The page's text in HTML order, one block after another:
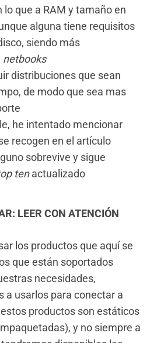
que a RAM y tamaño en
alguna tiene requisitos
siendo más
netbooks
distribuciones que sean
de modo que sea mas
he intentado mencionar
recogen en el artículo
sobrevive y sigue
tenactualizado
LEER CON ATENCIÓN
los productos que aquí se
que están soportados
necesidades,
a usarlos para conectar a
productos son estáticos
y no siempre a